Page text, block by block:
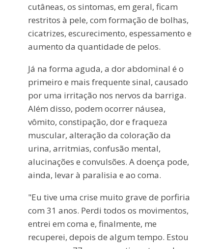
cutâneas, os sintomas, em geral, ficam
restritos à pele, com formação de bolhas,
cicatrizes, escurecimento, espessamento e
aumento da quantidade de pelos.
Já na forma aguda, a dor abdominal é o
primeiro e mais frequente sinal, causado
por uma irritação nos nervos da barriga.
Além disso, podem ocorrer náusea,
vômito, constipação, dor e fraqueza
muscular, alteração da coloração da
urina, arritmias, confusão mental,
alucinações e convulsões. A doença pode,
ainda, levar à paralisia e ao coma.
"Eu tive uma crise muito grave de porfiria
com 31 anos. Perdi todos os movimentos,
entrei em coma e, finalmente, me
recuperei, depois de algum tempo. Estou